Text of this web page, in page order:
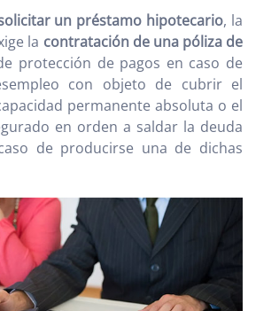
un préstamo hipotecario, la
la contratación de una póliza de
protección de pagos en caso de
con objeto de cubrir el
permanente absoluta o el
en orden a saldar la deuda
de producirse una de dichas